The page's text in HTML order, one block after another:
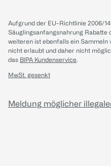
Aufgrund der EU-Richtlinie 2006/
Säuglingsanfangsnahrung Rabatte
weiteren ist ebenfalls ein
nicht erlaubt und daher nicht
das BIPA Kundenservice.
MwSt. gesenkt
Meldung möglicher